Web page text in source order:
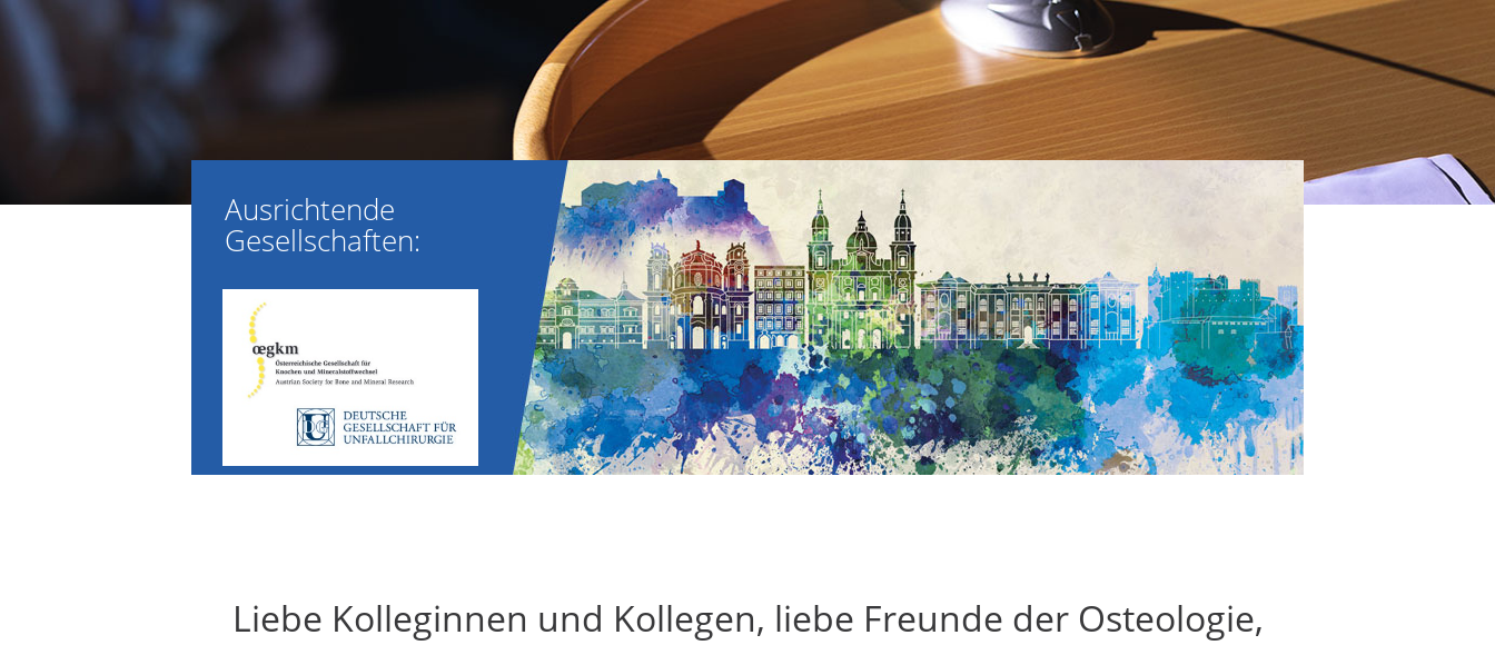
Ausrichtende
Gesellschaften:
Liebe Kolleginnen und Kollegen, liebe Freunde der Osteologie,